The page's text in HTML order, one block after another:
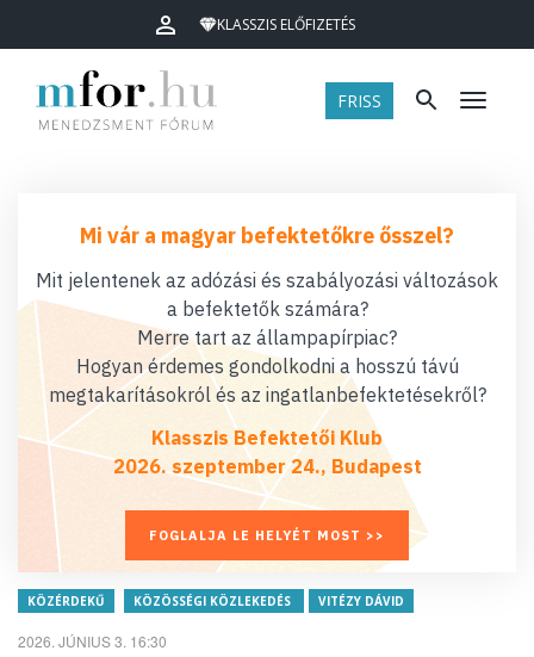
KLASSZIS ELŐFIZETÉS
FRISS Menü
Mi vár a magyar befektetőkre ősszel?
Mit jelentenek az adózási és szabályozási változások
a befektetők számára?
Merre tart az állampapírpiac?
Hogyan érdemes gondolkodni a hosszú távú
megtakarításokról és az ingatlanbefektetésekről?
Klasszis Befektetői Klub
2026. szeptember 24., Budapest
FOGLALJA LE HELYÉT MOST >>
KÖZÉRDEKŰ KÖZÖSSÉGI KÖZLEKEDÉS VITÉZY DÁVID
2026. JÚNIUS 3. 16:30